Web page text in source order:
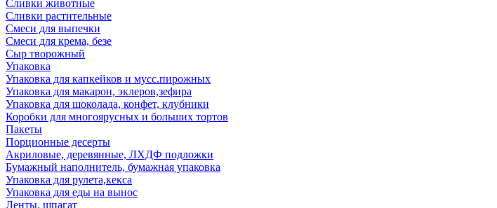
Сливки животные
Сливки растительные
Смеси для выпечки
Смеси для крема, безе
Сыр творожный
Упаковка
Упаковка для капкейков и мусс.пирожных
Упаковка для макарон, эклеров,зефира
Упаковка для шоколада, конфет, клубники
Коробки для многоярусных и больших тортов
Пакеты
Порционные десерты
Акриловые, деревянные, ЛХДФ подложки
Бумажный наполнитель, бумажная упаковка
Упаковка для рулета,кекса
Упаковка для еды на вынос
Ленты, шпагат